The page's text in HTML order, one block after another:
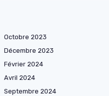
Octobre 2023
Décembre 2023
Février 2024
Avril 2024
Septembre 2024